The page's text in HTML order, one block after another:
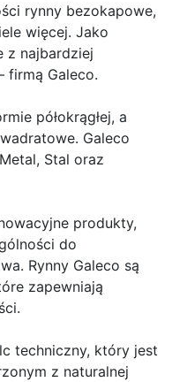
rynny bezokapowe,
więcej. Jako
z najbardziej
firmą Galeco.
półokrągłej, a
Galeco
Stal oraz
produkty,
do
Rynny Galeco są
zapewniają
techniczny, który jest
z naturalnej